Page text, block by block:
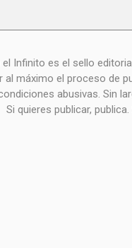
Infinito es el sello
al máximo el proceso de
abusivas. Sin
Si quieres publicar, publica.